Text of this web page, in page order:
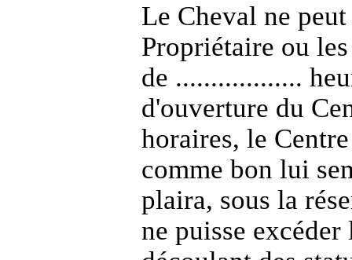
Le Cheval ne
Propriétaire ou
de ..................
d'ouverture du
horaires, le
comme bon lui
plaira, sous la
ne puisse